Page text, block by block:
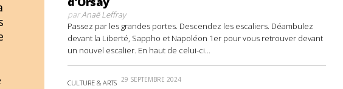
parAnaë Leffray
Passez par les grandes portes. Descendez les escaliers. Déambulez
devant la Liberté, Sappho et Napoléon 1er pour vous retrouver devant
un nouvel escalier. En haut de celui-ci...
CULTURE & ARTS 29 SEPTEMBRE 2024